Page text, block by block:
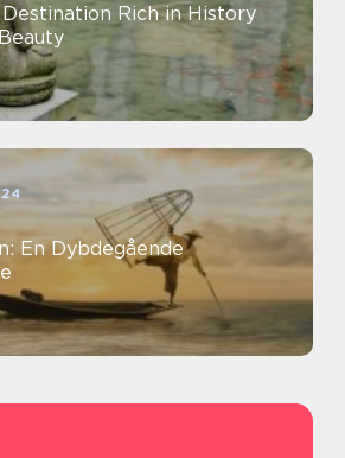
Rich in History
En Dybdegående